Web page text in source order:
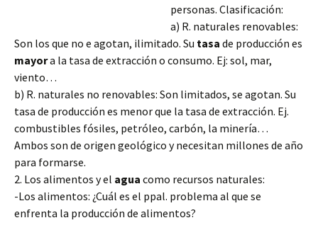
personas. Clasificación:
a) R. naturales renovables:
Son los que no e agotan, ilimitado. Su tasa de producción es
mayora la tasa de extracción o consumo. Ej: sol, mar,
viento…
b) R. naturales no renovables: Son limitados, se agotan. Su
tasa de producción es menor que la tasa de extracción. Ej.
combustibles fósiles, petróleo, carbón, la minería…
Ambos son de origen geológico y necesitan millones de año
para formarse.
2. Los alimentos y el agua como recursos naturales:
-Los alimentos: ¿Cuál es el ppal. problema al que se
enfrenta la producción de alimentos?